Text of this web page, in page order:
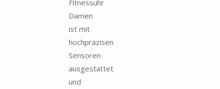
Fitnessuhr
Damen
ist mit
hochpräzisen
Sensoren
ausgestattet
und